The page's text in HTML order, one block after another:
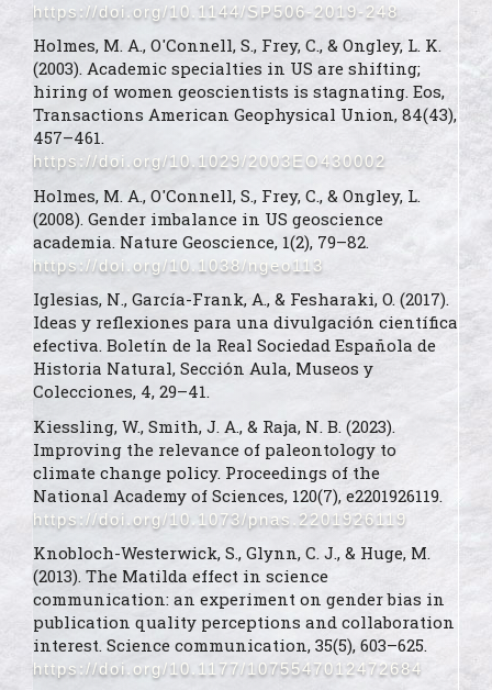
https://doi.org/10.1144/SP506-2019-248
Holmes, M. A., O'Connell, S., Frey, C., & Ongley, L. K.
(2003). Academic specialties in US are shifting;
hiring of women geoscientists is stagnating. Eos,
Transactions American Geophysical Union, 84(43),
457–461.
https://doi.org/10.1029/2003EO430002
Holmes, M. A., O'Connell, S., Frey, C., & Ongley, L.
(2008). Gender imbalance in US geoscience
academia. Nature Geoscience, 1(2), 79–82.
https://doi.org/10.1038/ngeo113
Iglesias, N., García-Frank, A., & Fesharaki, O. (2017).
Ideas y reflexiones para una divulgación científica
efectiva. Boletín de la Real Sociedad Española de
Historia Natural, Sección Aula, Museos y
Colecciones, 4, 29–41.
Kiessling, W., Smith, J. A., & Raja, N. B. (2023).
Improving the relevance of paleontology to
climate change policy. Proceedings of the
National Academy of Sciences, 120(7), e2201926119.
https://doi.org/10.1073/pnas.2201926119
Knobloch-Westerwick, S., Glynn, C. J., & Huge, M.
(2013). The Matilda effect in science
communication: an experiment on gender bias in
publication quality perceptions and collaboration
interest. Science communication, 35(5), 603–625.
https://doi.org/10.1177/1075547012472684